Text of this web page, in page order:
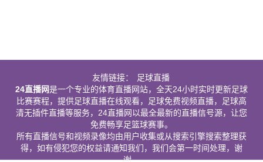
友情链接：
足球直播
24直播网是一个专业的体育直播网站，全天24小时实时更新足球
比赛赛程，提供足球直播在线观看，足球免费视频直播，足球高
清无插件直播等服务，24直播网以最全最新的直播信号源，让您
免费畅享足篮球赛事。
所有直播信号和视频录像均由用户收集或从搜索引擎搜索整理获
得，如有侵犯您的权益请通知我们，我们会第一时间处理，谢
谢。